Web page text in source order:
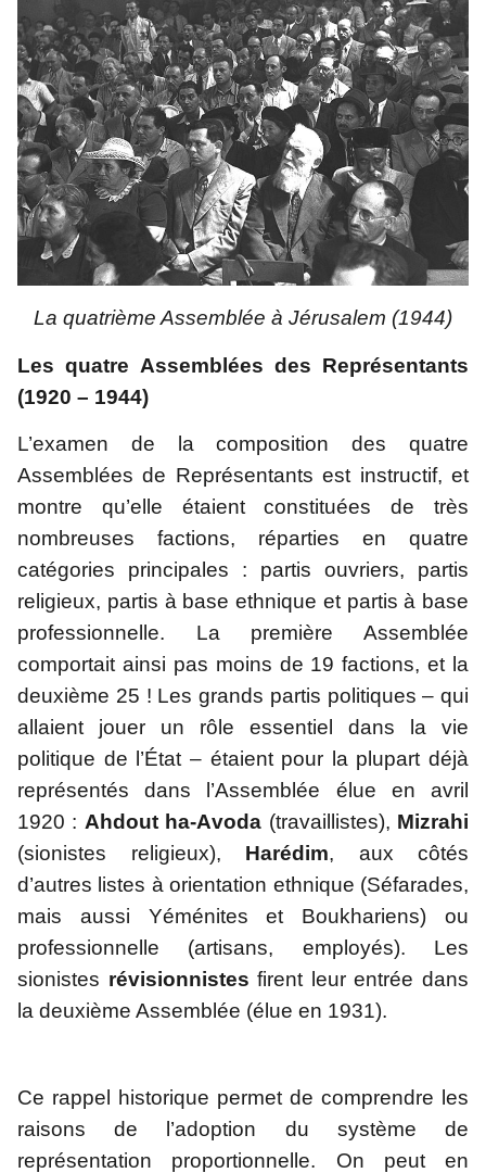
La quatrième Assemblée à Jérusalem (1944)
Les quatre Assemblées des Représentants
(1920 – 1944)
L’examen de la composition des quatre
Assemblées de Représentants est instructif, et
montre qu’elle étaient constituées de très
nombreuses factions, réparties en quatre
catégories principales : partis ouvriers, partis
religieux, partis à base ethnique et partis à base
professionnelle. La première Assemblée
comportait ainsi pas moins de 19 factions, et la
deuxième 25 ! Les grands partis politiques – qui
allaient jouer un rôle essentiel dans la vie
politique de l’État – étaient pour la plupart déjà
représentés dans l’Assemblée élue en avril
1920 : Ahdout ha-Avoda (travaillistes), Mizrahi
(sionistes religieux), Harédim, aux côtés
d’autres listes à orientation ethnique (Séfarades,
mais aussi Yéménites et Boukhariens) ou
professionnelle (artisans, employés). Les
sionistes révisionnistes firent leur entrée dans
la deuxième Assemblée (élue en 1931).
Ce rappel historique permet de comprendre les
raisons de l’adoption du système de
représentation proportionnelle. On peut en